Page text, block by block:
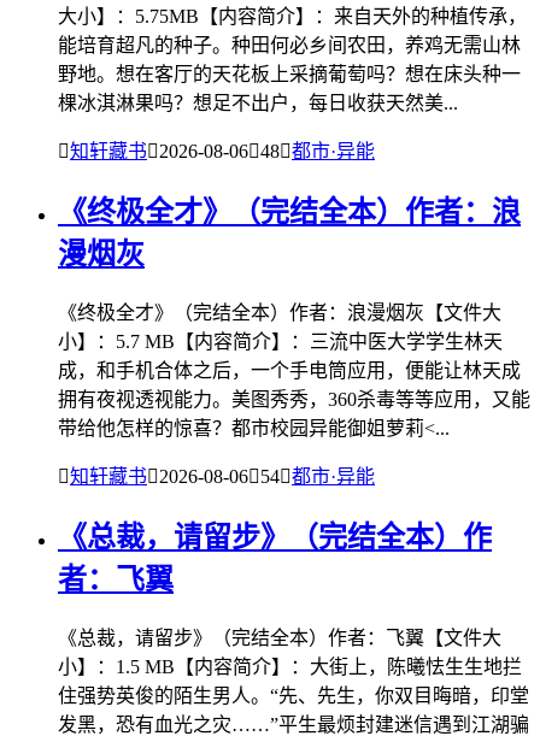
大小】：5.75MB【内容简介】：来自天外的种植传承，
能培育超凡的种子。种田何必乡间农田，养鸡无需山林
野地。想在客厅的天花板上采摘葡萄吗？想在床头种一
棵冰淇淋果吗？想足不出户，每日收获天然美...
知轩藏书2026-08-0648都市·异能
《终极全才》（完结全本）作者：浪
漫烟灰
《终极全才》（完结全本）作者：浪漫烟灰【文件大
小】：5.7 MB【内容简介】：三流中医大学学生林天
成，和手机合体之后，一个手电筒应用，便能让林天成
拥有夜视透视能力。美图秀秀，360杀毒等等应用，又能
带给他怎样的惊喜？都市校园异能御姐萝莉˂...
知轩藏书2026-08-0654都市·异能
《总裁，请留步》（完结全本）作
者：飞翼
《总裁，请留步》（完结全本）作者：飞翼【文件大
小】：1.5 MB【内容简介】：大街上，陈曦怯生生地拦
住强势英俊的陌生男人。“先、先生，你双目晦暗，印堂
发黑，恐有血光之灾……”平生最烦封建迷信遇到江湖骗